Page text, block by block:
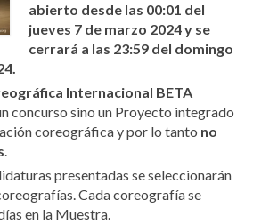
abierto desde las 00:01 del
jueves 7 de marzo 2024 y se
cerrará a las 23:59 del domingo
Internacional BETA
concurso sino un Proyecto integrado
coreográfica y por lo tanto no
.
presentadas se seleccionarán
Cada coreografía se
en la Muestra.